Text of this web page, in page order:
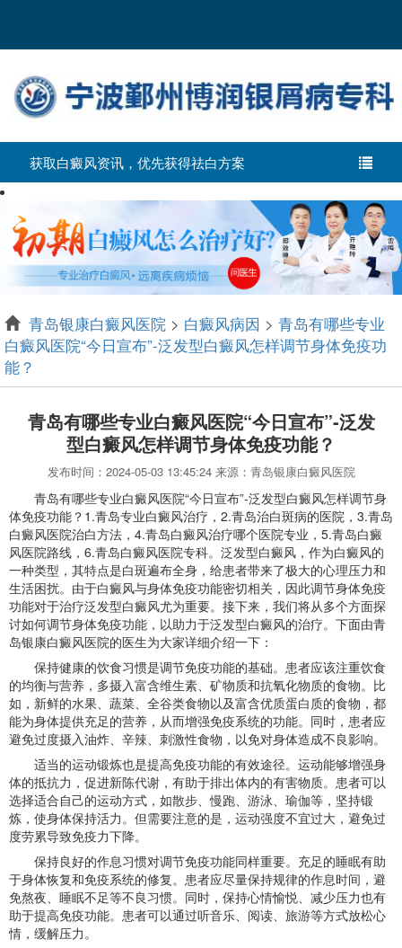
获取白癜风资讯，优先获得祛白方案
青岛银康白癜风医院 > 白癜风病因 > 青岛有哪些专业
白癜风医院“今日宣布”-泛发型白癜风怎样调节身体免疫功
能？
青岛有哪些专业白癜风医院“今日宣布”-泛发
型白癜风怎样调节身体免疫功能？
发布时间：2024-05-03 13:45:24 来源：青岛银康白癜风医院
青岛有哪些专业白癜风医院“今日宣布”-泛发型白癜风怎样调节身
体免疫功能？1.青岛专业白癜风治疗，2.青岛治白斑病的医院，3.青岛
白癜风医院治白方法，4.青岛白癜风治疗哪个医院专业，5.青岛白癜
风医院路线，6.青岛白癜风医院专科。泛发型白癜风，作为白癜风的
一种类型，其特点是白斑遍布全身，给患者带来了极大的心理压力和
生活困扰。由于白癜风与身体免疫功能密切相关，因此调节身体免疫
功能对于治疗泛发型白癜风尤为重要。接下来，我们将从多个方面探
讨如何调节身体免疫功能，以助力于泛发型白癜风的治疗。下面由青
岛银康白癜风医院的医生为大家详细介绍一下：
保持健康的饮食习惯是调节免疫功能的基础。患者应该注重饮食
的均衡与营养，多摄入富含维生素、矿物质和抗氧化物质的食物。比
如，新鲜的水果、蔬菜、全谷类食物以及富含优质蛋白质的食物，都
能为身体提供充足的营养，从而增强免疫系统的功能。同时，患者应
避免过度摄入油炸、辛辣、刺激性食物，以免对身体造成不良影响。
适当的运动锻炼也是提高免疫功能的有效途径。运动能够增强身
体的抵抗力，促进新陈代谢，有助于排出体内的有害物质。患者可以
选择适合自己的运动方式，如散步、慢跑、游泳、瑜伽等，坚持锻
炼，使身体保持活力。但需要注意的是，运动强度不宜过大，避免过
度劳累导致免疫力下降。
保持良好的作息习惯对调节免疫功能同样重要。充足的睡眠有助
于身体恢复和免疫系统的修复。患者应尽量保持规律的作息时间，避
免熬夜、睡眠不足等不良习惯。同时，保持心情愉悦、减少压力也有
助于提高免疫功能。患者可以通过听音乐、阅读、旅游等方式放松心
情，缓解压力。